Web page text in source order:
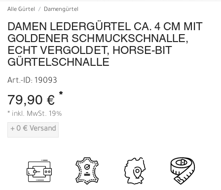
Alle Gürtel Damengürtel
DAMEN LEDERGÜRTEL CA. 4 CM MIT
GOLDENER SCHMUCKSCHNALLE,
ECHT VERGOLDET, HORSE-BIT
GÜRTELSCHNALLE
Art.-ID: 19093
79,90 € *
* inkl. MwSt. 19%
+ 0 € Versand